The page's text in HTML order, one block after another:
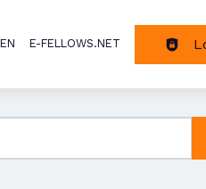
E-FELLOWS.NET